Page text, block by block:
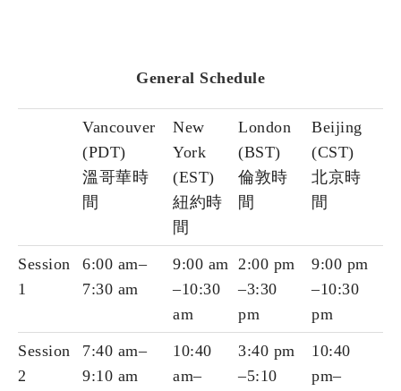
General Schedule
Vancouver
(PDT)
溫哥華時
間
New
York
(EST)
紐約時
間
London
(BST)
倫敦時
間
Beijing
(CST)
北京時
間
Session
1
6:00 am–
7:30 am
9:00 am
–10:30
am
2:00 pm
–3:30
pm
9:00 pm
–10:30
pm
Session
2
7:40 am–
9:10 am
10:40
am–
3:40 pm
–5:10
10:40
pm–